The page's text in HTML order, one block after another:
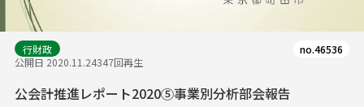
行財政
公開日 2020.11.24347回再生
no.46536
公会計推進レポート2020⑤事業別分析部会報告